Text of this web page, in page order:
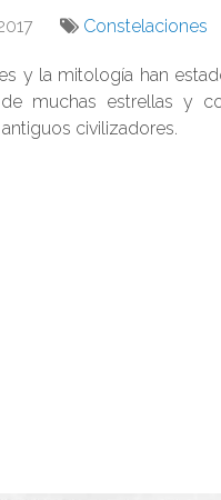
Constelaciones
y la mitología han
muchas estrellas y
civilizadores.